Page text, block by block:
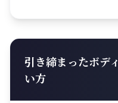
引き締まったボデ
い方